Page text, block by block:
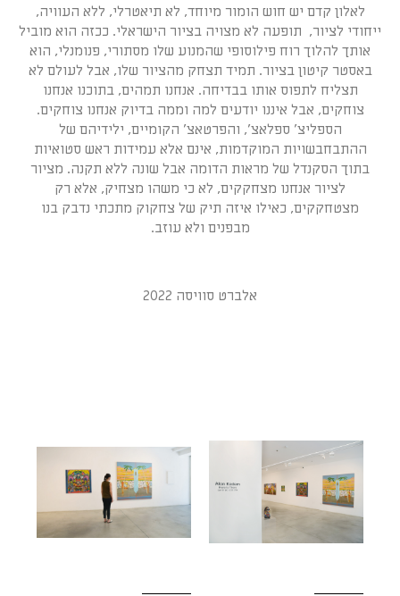
לאלון קדם יש חוש הומור מיוחד, לא תיאטרלי, ללא העוויה,
ייחודי לציור, תופעה לא מצויה בציור הישראלי. ככזה הוא מוביל
אותך להלוך רוח פילוסופי שהמנוע שלו מסתורי, פנומנלי, הוא
באסטר קיטון בציור. תמיד תצחק מהציור שלו, אבל לעולם לא
תצליח לתפוס אותו בבדיחה. אנחנו תמהים, בתוכנו אנחנו
צוחקים, אבל איננו יודעים למה וממה בדיוק אנחנו צוחקים.
הספליצ' ספלאצ', והפרטאצ' הקומיים, ילידיהם של
ההתבחבשויות המוקדמות, אינם אלא עמידות ראש סטואיות
בתוך הסקנדל של מראות הדומה אבל שונה ללא תקנה. מציור
לציור אנחנו מצחקקים, לא כי משהו מצחיק, אלא רק
מצטחקקים, כאילו איזה תיק של צחקוק מתכתי נדבק בנו
מבפנים ולא עוזב.
אלברט סוויסה 2022